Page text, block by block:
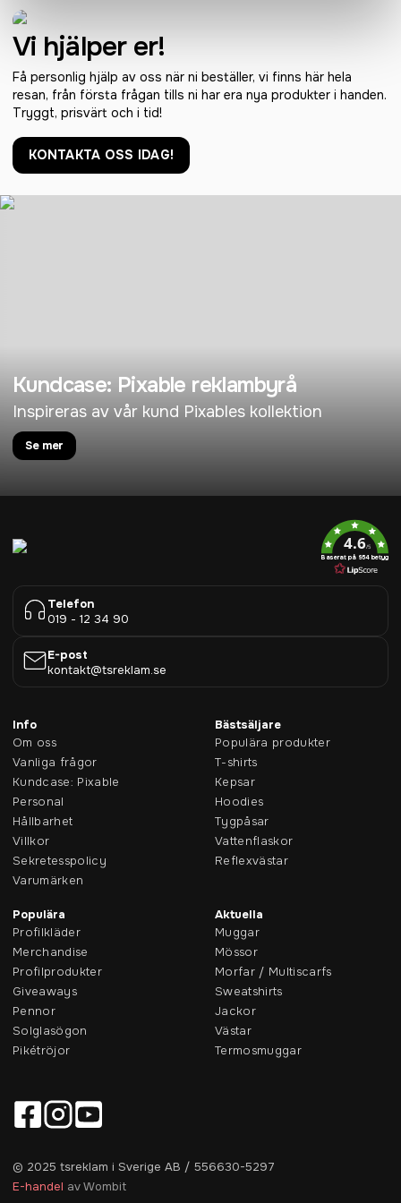
Vi hjälper er!
Få personlig hjälp av oss när ni beställer, vi finns här hela
resan, från första frågan tills ni har era nya produkter i handen.
Tryggt, prisvärt och i tid!
KONTAKTA OSS IDAG!
Kundcase: Pixable reklambyrå
Inspireras av vår kund Pixables kollektion
Se mer
4.6/5
Baserat på 954 betyg
Telefon
019 - 12 34 90
E-post
kontakt@tsreklam.se
Info
Om oss
Vanliga frågor
Kundcase: Pixable
Personal
Hållbarhet
Villkor
Sekretesspolicy
Varumärken
Bästsäljare
Populära produkter
T-shirts
Kepsar
Hoodies
Tygpåsar
Vattenflaskor
Reflexvästar
Populära
Profilkläder
Merchandise
Profilprodukter
Giveaways
Pennor
Solglasögon
Pikétröjor
Aktuella
Muggar
Mössor
Morfar / Multiscarfs
Sweatshirts
Jackor
Västar
Termosmuggar
© 2025 tsreklam i Sverige AB / 556630-5297
E-handel av Wombit